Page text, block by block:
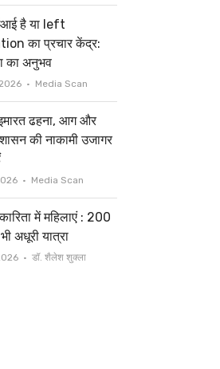
है या left
का प्रचार केंद्र:
का अनुभव
Author
Media Scan
ढहना, आग और
की नाकामी उजागर
Author
Media Scan
में महिलाएं : 200
अधूरी यात्रा
Author
डॉ. शैलेश शुक्ला